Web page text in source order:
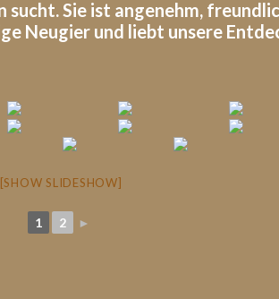
sucht. Sie ist angenehm,
Neugier und liebt unsere
[SHOW SLIDESHOW]
1 2 ►